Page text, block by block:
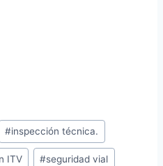
#inspección técnica.
ITV #seguridad vial